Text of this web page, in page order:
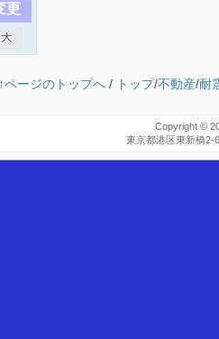
更
↑ページのトップへ/ トップ/不動産/耐
Copyright ©
東京都港区東新橋